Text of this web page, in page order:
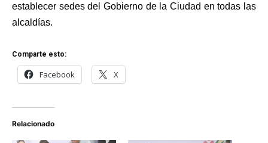
establecer sedes del Gobierno de la Ciudad en todas las
alcaldías.
Comparte esto:
Facebook X
Relacionado